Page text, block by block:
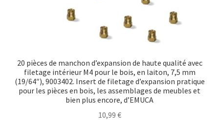
20 pièces de manchon d’expansion de haute qualité avec
filetage intérieur M4 pour le bois, en laiton, 7,5 mm
(19/64″), 9003402. Insert de filetage d’expansion pratique
pour les pièces en bois, les assemblages de meubles et
bien plus encore, d’EMUCA
10,99 €